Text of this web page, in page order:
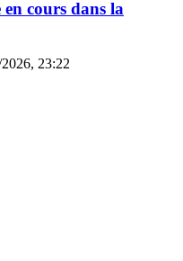
cours dans la
23:22